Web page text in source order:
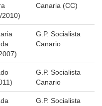
2010)
Canaria (CC)
G.P. Socialista
Canario
G.P. Socialista
Canario
G.P. Socialista